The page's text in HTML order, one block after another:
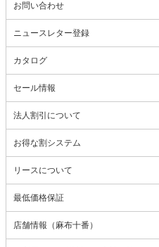
お問い合わせ
ニュースレター登録
カタログ
セール情報
法人割引について
お得な割システム
リースについて
最低価格保証
店舗情報（麻布十番）